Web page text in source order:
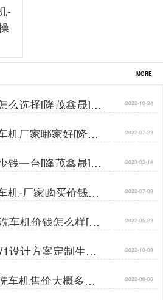
-
MORE
么选择[隆茂鑫晟]… 2022-10-24
机厂家哪家好[隆茂 2022-07-23
钱一台[隆茂鑫晟]… 2023-02-14
机-厂家购买价钱实 2022-07-09
车机价钱怎么样[隆 2022-05-23
设计方案定制生产 2022-10-09
车机售价大概多少 2022-08-06